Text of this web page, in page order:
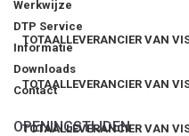
TOTAALLEVERANCIER VAN
TOTAALLEVERANCIER VAN
TOTAALLEVERANCIER VAN
Werkwijze
DTP Service
Informatie
Downloads
Contact
OPENINGSTIJDEN